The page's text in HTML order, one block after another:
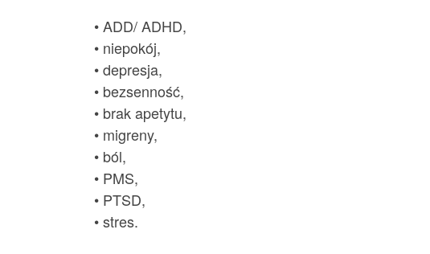
• ADD/ ADHD,
• niepokój,
• depresja,
• bezsenność,
• brak apetytu,
• migreny,
• ból,
• PMS,
• PTSD,
• stres.